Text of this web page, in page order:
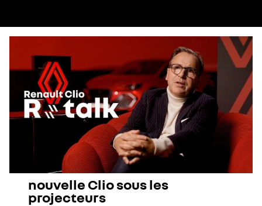
nouvelle Clio sous les
projecteurs